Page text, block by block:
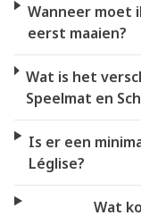
Wanneer moet
eerst maaien?
Wat is het
Speelmat en
Is er een
Léglise?
Wat